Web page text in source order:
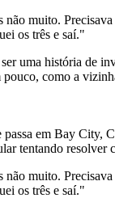
muito.
os três e saí."
uma história de
pouco, como a
em Bay City,
tentando resolver
muito.
os três e saí."